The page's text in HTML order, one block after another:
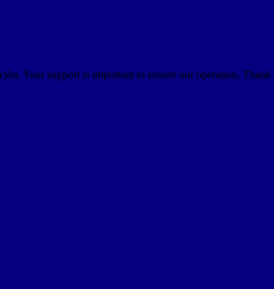
Your support is important to ensure our operation.